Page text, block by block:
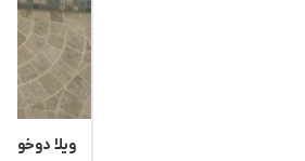
۲٬۲۰۰٬۰۰۰
ویلا